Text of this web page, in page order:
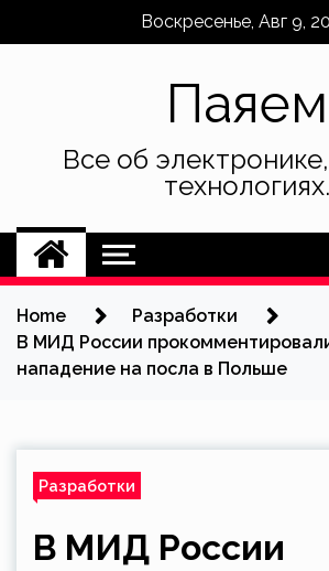
Воскресенье, Авг 9,
Паяем
Все об
технологиях.
Home
Разработки
В МИД России
нападение на посла в Польше
Разработки
В МИД России